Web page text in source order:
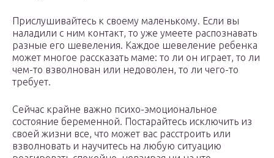
Прислушивайтесь к своему маленькому. Если вы
наладили с ним контакт, то уже умеете распознавать
разные его шевеления. Каждое шевеление ребенка
может многое рассказать маме: то ли он играет, то ли
чем-то взволнован или недоволен, то ли чего-то
требует.
Сейчас крайне важно психо-эмоциональное
состояние беременной. Постарайтесь исключить из
своей жизни все, что может вас расстроить или
взволновать и научитесь на любую ситуацию